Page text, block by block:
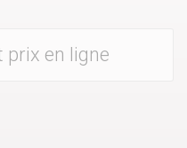
prix en ligne